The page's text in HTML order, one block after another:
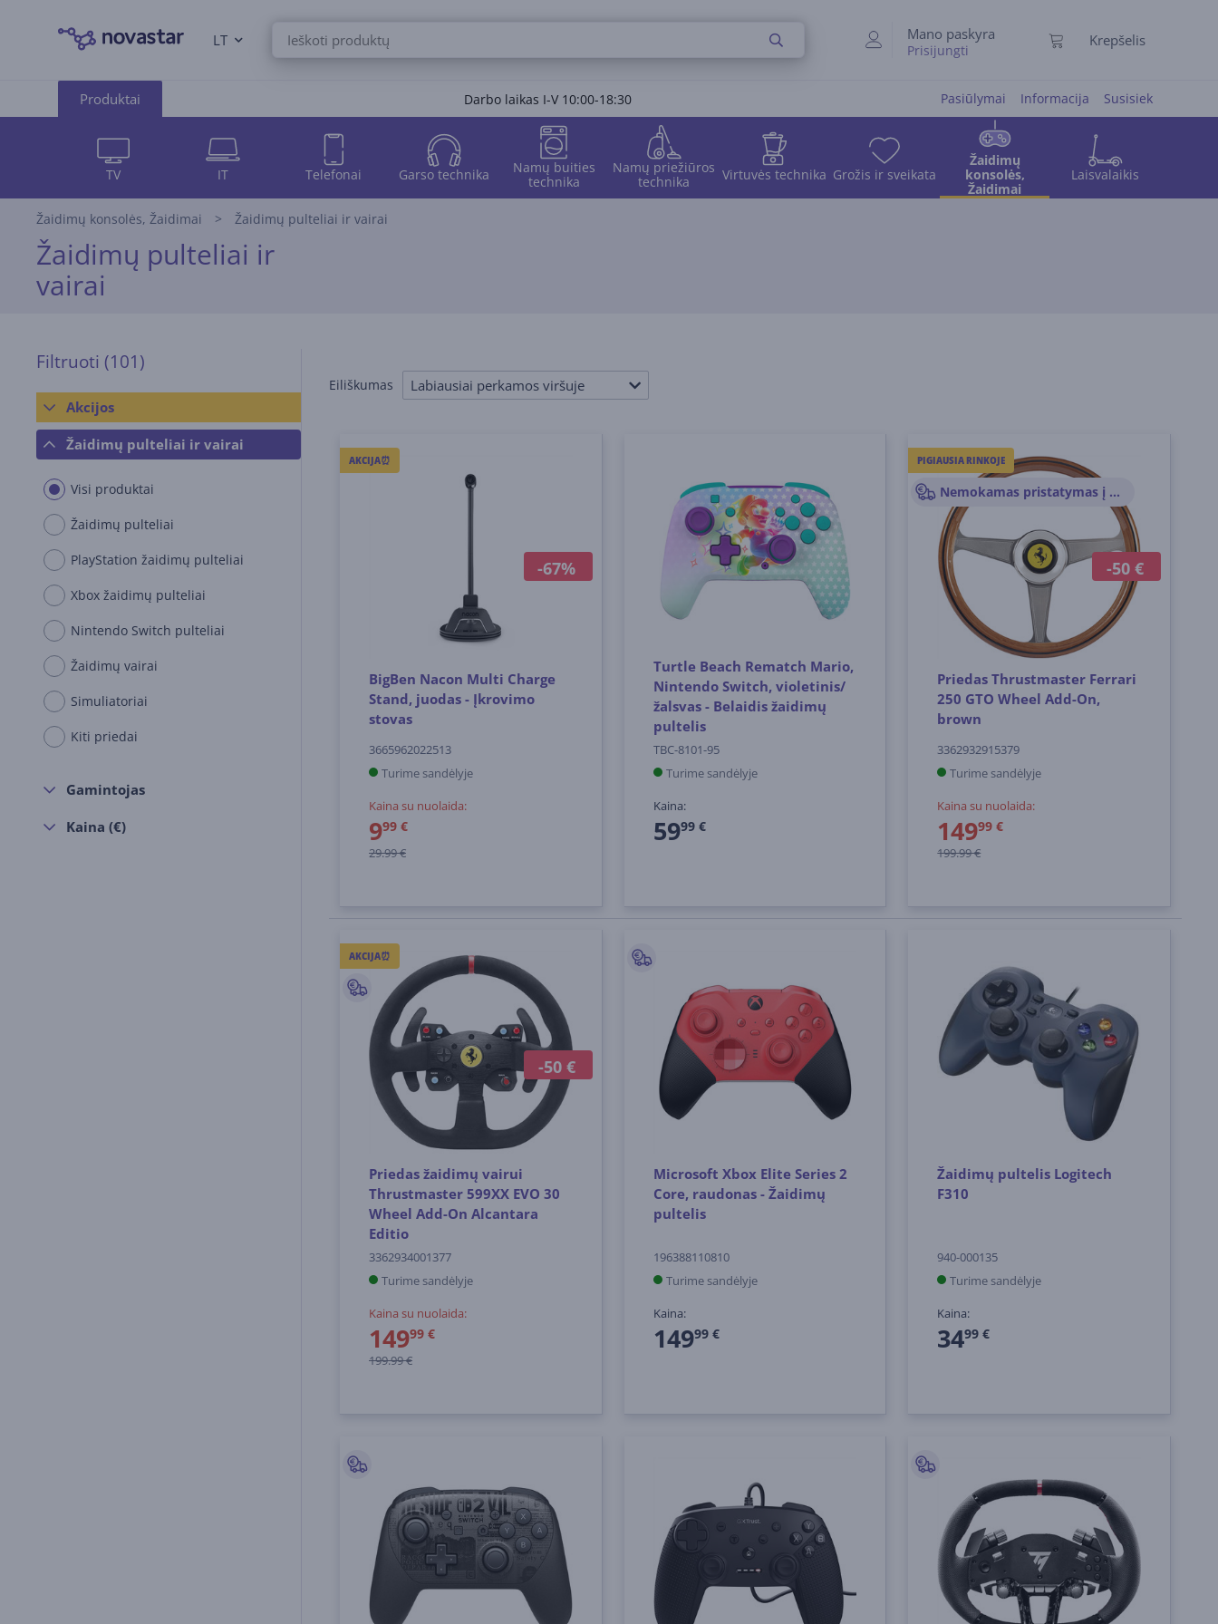
LT Mano paskyra
Prisijungti
Krepšelis
Produktai Darbo laikas I-V 10:00-18:30 Pasiūlymai Informacija Susisiek
TV IT Telefonai Garso technika
Namų buities
technika
Namų priežiūros
technika
Virtuvės technika Grožis ir sveikata
Žaidimų
konsolės,
Žaidimai
Laisvalaikis
Žaidimų konsolės, Žaidimai Žaidimų pulteliai ir vairai
Žaidimų pulteliai ir
vairai
Filtruoti (101)
Akcijos
Žaidimų pulteliai ir vairai
Visi produktai
Žaidimų pulteliai
PlayStation žaidimų pulteliai
Xbox žaidimų pulteliai
Nintendo Switch pulteliai
Žaidimų vairai
Simuliatoriai
Kiti priedai
Gamintojas
Kaina (€)
Eiliškumas Labiausiai perkamos viršuje
AKCIJA⏰
-67%
BigBen Nacon Multi Charge
Stand, juodas - Įkrovimo
stovas
3665962022513
Turime sandėlyje
Kaina su nuolaida:
999 €
29.99 €
Turtle Beach Rematch Mario,
Nintendo Switch, violetinis/
žalsvas - Belaidis žaidimų
pultelis
TBC-8101-95
Turime sandėlyje
Kaina:
5999 €
PIGIAUSIA RINKOJE
Nemokamas pristatymas į paštomatus
-50 €
Priedas Thrustmaster Ferrari
250 GTO Wheel Add-On,
brown
3362932915379
Turime sandėlyje
Kaina su nuolaida:
14999 €
199.99 €
AKCIJA⏰
-50 €
Priedas žaidimų vairui
Thrustmaster 599XX EVO 30
Wheel Add-On Alcantara
Editio
3362934001377
Turime sandėlyje
Kaina su nuolaida:
14999 €
199.99 €
Microsoft Xbox Elite Series 2
Core, raudonas - Žaidimų
pultelis
196388110810
Turime sandėlyje
Kaina:
14999 €
Žaidimų pultelis Logitech
F310
940-000135
Turime sandėlyje
Kaina:
3499 €